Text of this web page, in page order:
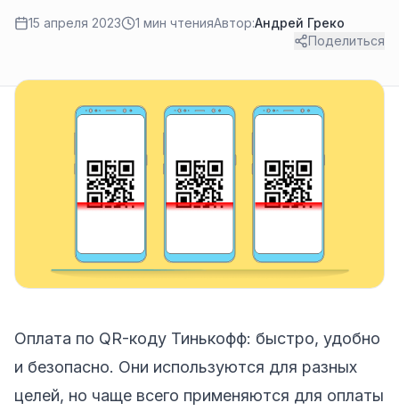
15 апреля 2023 1 мин чтенияАвтор:Андрей Греко
Поделиться
Оплата по QR-коду Тинькофф: быстро, удобно
и безопасно. Они используются для разных
целей, но чаще всего применяются для оплаты